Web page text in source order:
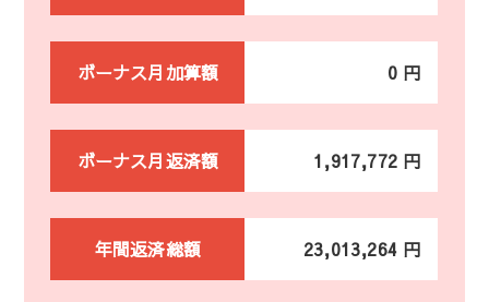
ボーナス月加算額 0 円
ボーナス月返済額 1,917,772 円
年間返済総額 23,013,264 円